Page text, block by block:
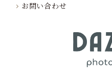
お問い合わせ